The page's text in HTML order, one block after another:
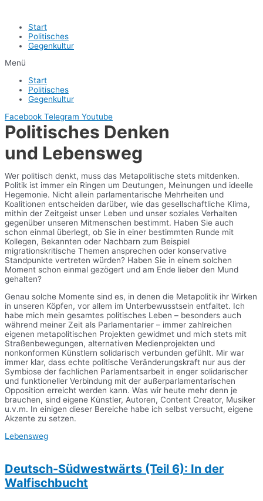
Start
Politisches
Gegenkultur
Menü
Start
Politisches
Gegenkultur
Facebook Telegram Youtube
Politisches Denken
und Lebensweg
Wer politisch denkt, muss das Metapolitische stets mitdenken.
Politik ist immer ein Ringen um Deutungen, Meinungen und ideelle
Hegemonie. Nicht allein parlamentarische Mehrheiten und
Koalitionen entscheiden darüber, wie das gesellschaftliche Klima,
mithin der Zeitgeist unser Leben und unser soziales Verhalten
gegenüber unseren Mitmenschen bestimmt. Haben Sie auch
schon einmal überlegt, ob Sie in einer bestimmten Runde mit
Kollegen, Bekannten oder Nachbarn zum Beispiel
migrationskritische Themen ansprechen oder konservative
Standpunkte vertreten würden? Haben Sie in einem solchen
Moment schon einmal gezögert und am Ende lieber den Mund
gehalten?
Genau solche Momente sind es, in denen die Metapolitik ihr Wirken
in unseren Köpfen, vor allem im Unterbewusstsein entfaltet. Ich
habe mich mein gesamtes politisches Leben – besonders auch
während meiner Zeit als Parlamentarier – immer zahlreichen
eigenen metapolitischen Projekten gewidmet und mich stets mit
Straßenbewegungen, alternativen Medienprojekten und
nonkonformen Künstlern solidarisch verbunden gefühlt. Mir war
immer klar, dass echte politische Veränderungskraft nur aus der
Symbiose der fachlichen Parlamentsarbeit in enger solidarischer
und funktioneller Verbindung mit der außerparlamentarischen
Opposition erreicht werden kann. Was wir heute mehr denn je
brauchen, sind eigene Künstler, Autoren, Content Creator, Musiker
u.v.m. In einigen dieser Bereiche habe ich selbst versucht, eigene
Akzente zu setzen.
Lebensweg
Deutsch-Südwestwärts (Teil 6): In der
Walfischbucht